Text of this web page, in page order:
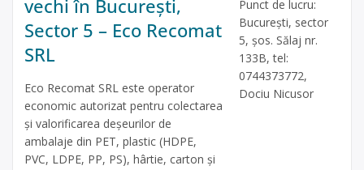
vechi în București,
Sector 5 – Eco Recomat
SRL
Eco Recomat SRL este operator
economic autorizat pentru colectarea
și valorificarea deșeurilor de
ambalaje din PET, plastic (HDPE,
PVC, LDPE, PP, PS), hârtie, carton și
Punct de lucru:
București, sector
5, șos. Sălaj nr.
133B, tel:
0744373772,
Dociu Nicusor